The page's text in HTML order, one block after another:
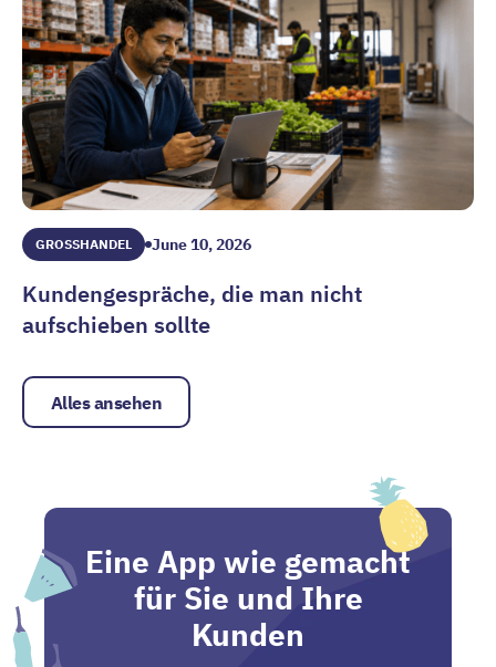
GROSSHANDEL June 10, 2026
Kundengespräche, die man nicht
aufschieben sollte
Alles ansehen
Eine App wie gemacht
für Sie und Ihre
Kunden